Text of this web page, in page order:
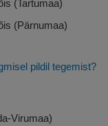
(Tartumaa)
(Pärnumaa)
pildil tegemist?
Virumaa)